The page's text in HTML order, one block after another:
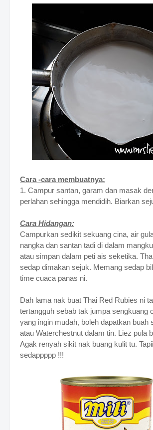
Cara -cara membuatnya:
1. Campur santan, garam dan masak
perlahan sehingga mendidih. Biarkan
Cara Hidangan:
Campurkan sedikit sekuang cina, air
nangka dan santan tadi di dalam
atau simpan dalam peti ais seketika.
sedap dimakan sejuk. Memang sedap
time cuaca panas ni.
Dah lama nak buat Thai Red Rubies ni
tertangguh sebab tak jumpa sengkuang
yang ingin mudah, boleh dapatkan buah
atau Waterchestnut dalam tin. Liez pula
Agak renyah sikit nak buang kulit tu.
sedappppp !!!